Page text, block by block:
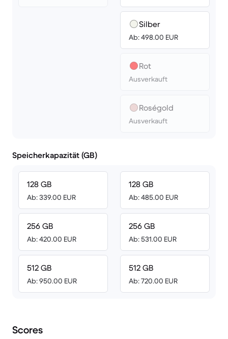
Silber
Ab: 498.00 EUR
Rot
Ausverkauft
Roségold
Ausverkauft
Speicherkapazität (GB)
128 GB
Ab: 339.00 EUR
256 GB
Ab: 420.00 EUR
512 GB
Ab: 950.00 EUR
128 GB
Ab: 485.00 EUR
256 GB
Ab: 531.00 EUR
512 GB
Ab: 720.00 EUR
Scores